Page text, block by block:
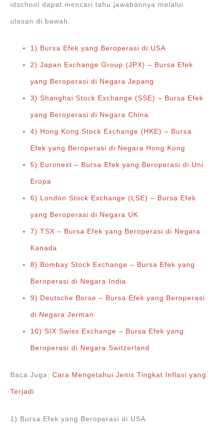
idschool dapat mencari tahu jawabannya melalui
ulasan di bawah.
1) Bursa Efek yang Beroperasi di USA
2) Japan Exchange Group (JPX) – Bursa Efek
yang Beroperasi di Negara Jepang
3) Shanghai Stock Exchange (SSE) – Bursa Efek
yang Beroperasi di Negara China
4) Hong Kong Stock Exchange (HKE) – Bursa
Efek yang Beroperasi di Negara Hong Kong
5) Euronext – Bursa Efek yang Beroperasi di Uni
Eropa
6) London Stock Exchange (LSE) – Bursa Efek
yang Beroperasi di Negara UK
7) TSX – Bursa Efek yang Beroperasi di Negara
Kanada
8) Bombay Stock Exchange – Bursa Efek yang
Beroperasi di Negara India
9) Deutsche Borse – Bursa Efek yang Beroperasi
di Negara Jerman
10) SIX Swiss Exchange – Bursa Efek yang
Beroperasi di Negara Switzerland
Baca Juga:Cara Mengetahui Jenis Tingkat Inflasi yang
Terjadi
1) Bursa Efek yang Beroperasi di USA